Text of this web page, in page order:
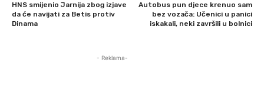
HNS smijenio Jarnija zbog izjave
da će navijati za Betis protiv
Dinama
Autobus pun djece krenuo sam
bez vozača: Učenici u panici
iskakali, neki završili u bolnici
- Reklama-